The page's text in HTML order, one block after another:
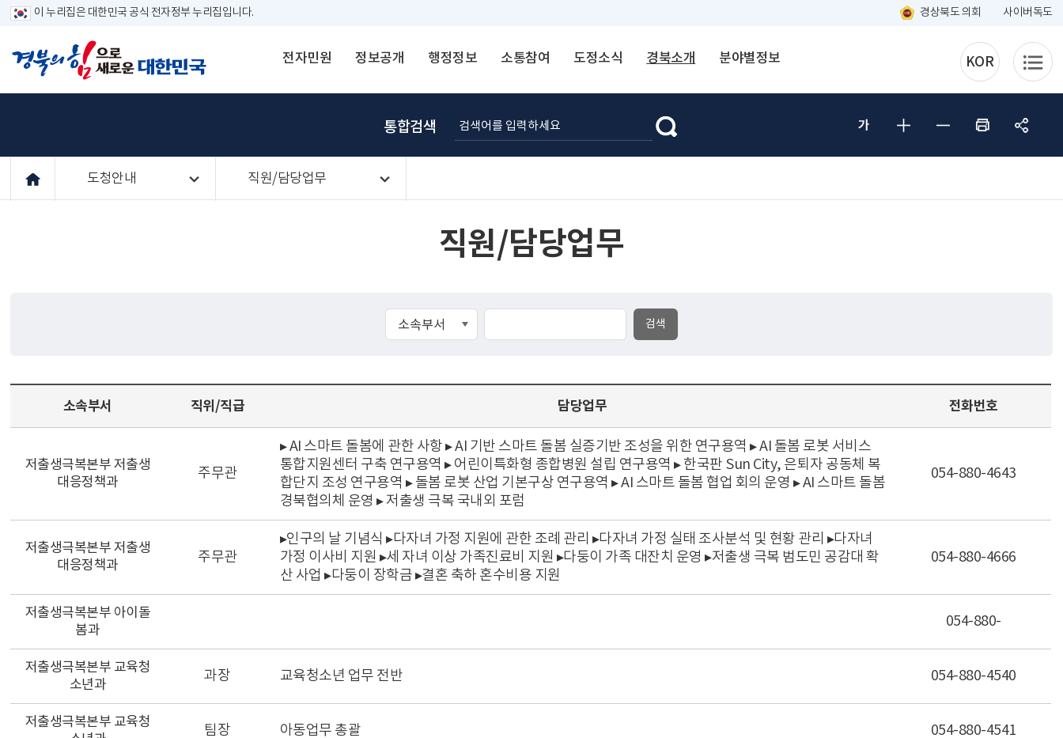
이 누리집은 대한민국 공식 전자정부 누리집입니다. 경상북도 의회 사이버독도
전자민원 정보공개 행정정보 소통참여 도정소식 경북소개 분야별정보 KOR
통합검색
도청안내 직원/담당업무
직원/담당업무
소속부서 직위/직급 담당업무 전화번호
저출생극복본부 저출생
대응정책과
주무관
▸ AI 스마트 돌봄에 관한 사항 ▸ AI 기반 스마트 돌봄 실증기반 조성을 위한 연구용역 ▸ AI 돌봄 로봇 서비스
통합지원센터 구축 연구용역 ▸ 어린이특화형 종합병원 설립 연구용역 ▸ 한국판 Sun City, 은퇴자 공동체 복
합단지 조성 연구용역 ▸ 돌봄 로봇 산업 기본구상 연구용역 ▸ AI 스마트 돌봄 협업 회의 운영 ▸ AI 스마트 돌봄
경북협의체 운영 ▸ 저출생 극복 국내외 포럼
054-880-4643
저출생극복본부 저출생
대응정책과
주무관
▸인구의 날 기념식 ▸다자녀 가정 지원에 관한 조례 관리 ▸다자녀 가정 실태 조사분석 및 현황 관리 ▸다자녀
가정 이사비 지원 ▸세 자녀 이상 가족진료비 지원 ▸다둥이 가족 대잔치 운영 ▸저출생 극복 범도민 공감대 확
산 사업 ▸다둥이 장학금 ▸결혼 축하 혼수비용 지원
054-880-4666
저출생극복본부 아이돌
봄과
054-880-
저출생극복본부 교육청
소년과
과장 교육청소년 업무 전반 054-880-4540
저출생극복본부 교육청
팀장 아동업무 총괄 054-880-4541